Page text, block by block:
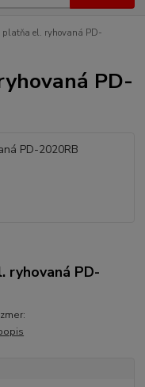
platňa el. ryhovaná PD-
PD-
ryhovaná PD-